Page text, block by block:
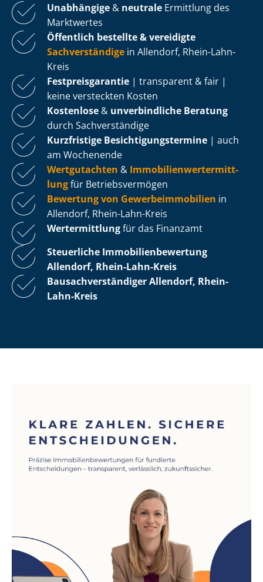
Unabhängige & neutrale Ermittlung des
Marktwertes
Öffentlich bestellte & vereidigte
Sachverständige in Allendorf, Rhein-Lahn-
Kreis
Fest­preis­ga­ran­tie | transparent & fair |
keine versteckten Kosten
Kostenlose & unverbindliche Beratung
durch Sachverständige
Kurzfristige Be­sich­ti­gungs­ter­mi­ne | auch
am Wochenende
Wertgutachten & Im­mo­bi­li­en­wert­ermitt­
lungfür Be­triebs­ver­mö­gen
Bewertung von Ge­wer­be­im­mo­bi­li­en in
Allendorf, Rhein-Lahn-Kreis
Wertermittlungfür das Finanzamt
Steuerliche Im­mo­bi­li­en­be­wer­tung
Allendorf, Rhein-Lahn-Kreis
Bau­sach­ver­stän­di­ger Allendorf, Rhein-
Lahn-Kreis